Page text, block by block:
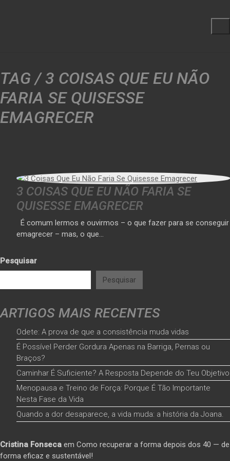
TAG /3 COISAS QUE EU NÃO
FARIA SE QUISESSE
EMAGRECER
3 COISAS QUE EU NÃO FARIA SE
QUISESSE EMAGRECER
É comum lermos e ouvirmos – o que fazer para se conseguir
emagrecer – mas, o que…
Pesquisar
Pesquisar
ARTIGOS MAIS RECENTES
Odete: A prova de que a consistência muda vidas
É Possível Perder Gordura Apenas na Barriga, Pernas ou
Braços?
Caminhar É Suficiente? A Resposta Depende do Teu Objetivo
Menopausa e Treino de Força: Porque É Tão Importante
Nesta Fase da Vida
Quando a dor desaparece, a vida muda: a história da Joana.
Cristina Fonseca em Como recuperar a forma depois dos 40 — de
forma eficaz e sustentável!